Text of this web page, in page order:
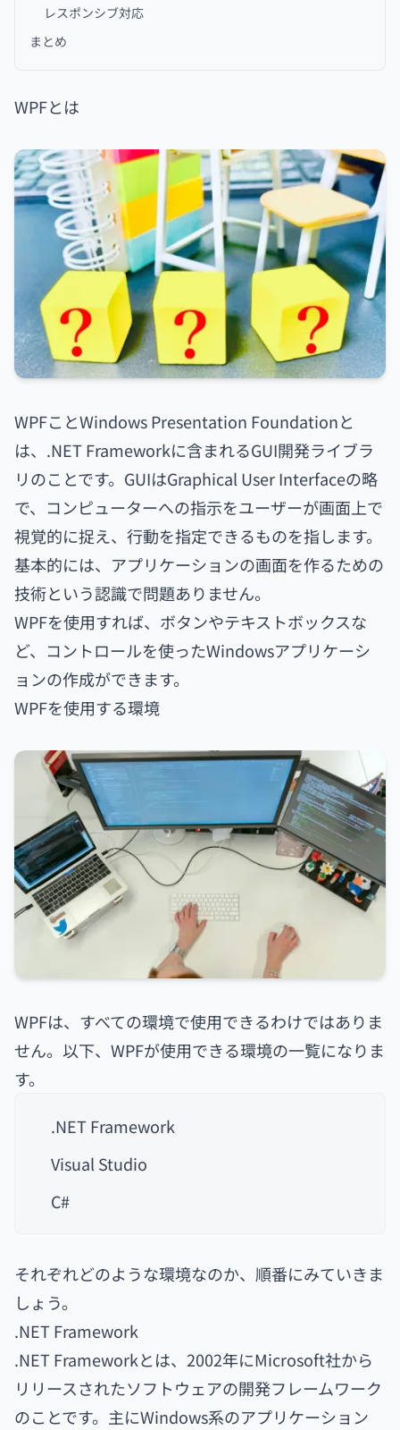
レスポンシブ対応
まとめ
WPFとは
WPFことWindows Presentation Foundationと
は、.NET Frameworkに含まれるGUI開発ライブラ
リのことです。GUIはGraphical User Interfaceの略
で、コンピューターへの指示をユーザーが画面上で
視覚的に捉え、行動を指定できるものを指します。
基本的には、アプリケーションの画面を作るための
技術という認識で問題ありません。
WPFを使用すれば、ボタンやテキストボックスな
ど、コントロールを使ったWindowsアプリケーシ
ョンの作成ができます。
WPFを使用する環境
WPFは、すべての環境で使用できるわけではありま
せん。以下、WPFが使用できる環境の一覧になりま
す。
.NET Framework
Visual Studio
C#
それぞれどのような環境なのか、順番にみていきま
しょう。
.NET Framework
.NET Frameworkとは、2002年にMicrosoft社から
リリースされたソフトウェアの開発フレームワーク
のことです。主にWindows系のアプリケーション